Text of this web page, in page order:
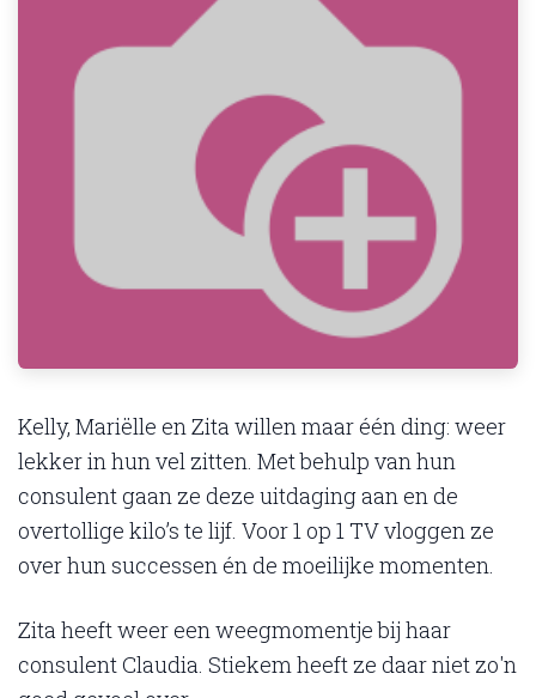
Kelly, Mariëlle en Zita willen maar één ding: weer
lekker in hun vel zitten. Met behulp van hun
consulent gaan ze deze uitdaging aan en de
overtollige kilo’s te lijf. Voor 1 op 1 TV vloggen ze
over hun successen én de moeilijke momenten.
Zita heeft weer een weegmomentje bij haar
consulent Claudia. Stiekem heeft ze daar niet zo'n